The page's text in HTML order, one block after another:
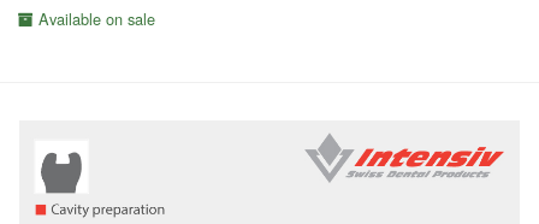
Available on sale